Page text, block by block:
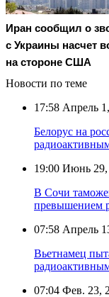
Иран сообщил о
с Украины насчет
на стороне США
Новости по теме
17:58 Апрель
Белорус на
19:00 Июнь 29,
В Сочи
превышением
07:58 Апрель
Вьетнамец
07:04 Фев. 23,